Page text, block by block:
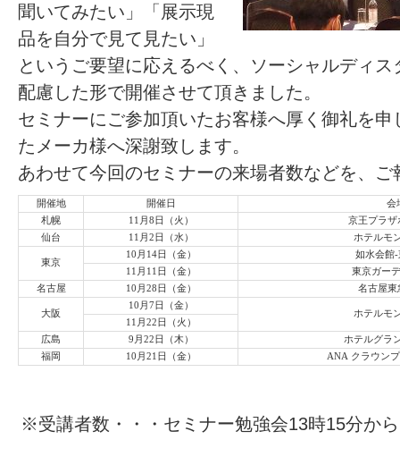
聞いてみたい」「展示現
品を自分で見て見たい」
というご要望に応えるべく、ソーシャルディ
配慮した形で開催させて頂きました。
セミナーにご参加頂いたお客様へ厚く御礼を
たメーカ様へ深謝致します。
あわせて今回のセミナーの来場者数などを、
開催地 開催日
会
札幌
11月8日（火）
京王プラザ
仙台
11月2日（水） ホテルモ
東京
10月14日（金）
如水会館-
11月11日（金）
東京ガー
名古屋
10月28日（金） 名古屋東
大阪
10月7日（金）
ホテルモ
11月22日（火）
広島
9月22日（木）
ホテルグラ
福岡
10月21日（金） ANA クラウン
※受講者数・・・セミナー勉強会13時15分か